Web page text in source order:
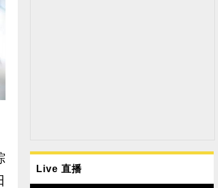
Live 直播